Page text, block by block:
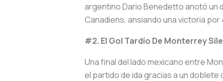
argentino Dario Benedetto anotó un
Canadiens, ansiando una victoria por
#2. El Gol Tardío De Monterrey
Una final del lado mexicano entre
el partido de ida gracias a un